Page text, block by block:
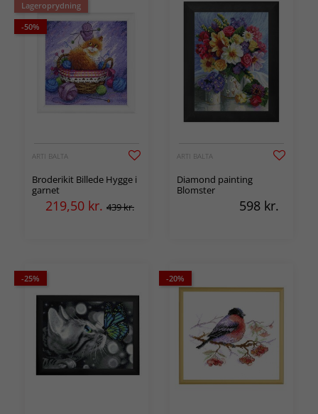
Lageroprydning
-50%
ARTI BALTA
Broderikit Billede Hygge i
garnet
219,50 kr. 439 kr.
ARTI BALTA
Diamond painting
Blomster
598 kr.
-25% -20%